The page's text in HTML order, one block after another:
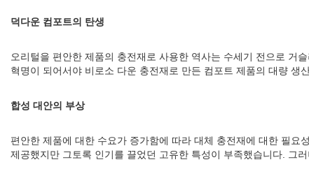
덕다운 컴포트의 탄생
오리털을 편안한 제품의 충전재로 사용한 역사는 수세기 전으로 거
혁명이 되어서야 비로소 다운 충전재로 만든 컴포트 제품의 대량 생
합성 대안의 부상
편안한 제품에 대한 수요가 증가함에 따라 대체 충전재에 대한 필
제공했지만 그토록 인기를 끌었던 고유한 특성이 부족했습니다. 그